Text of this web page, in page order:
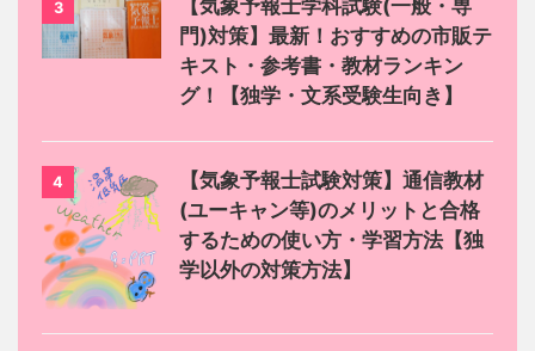
3
【気象予報士学科試験(一般・専
門)対策】最新！おすすめの市販テ
キスト・参考書・教材ランキン
グ！【独学・文系受験生向き】
4
【気象予報士試験対策】通信教材
(ユーキャン等)のメリットと合格
するための使い方・学習方法【独
学以外の対策方法】